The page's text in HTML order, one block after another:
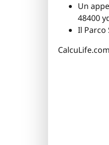
Un
48400
Il Parco
CalcuLife.com